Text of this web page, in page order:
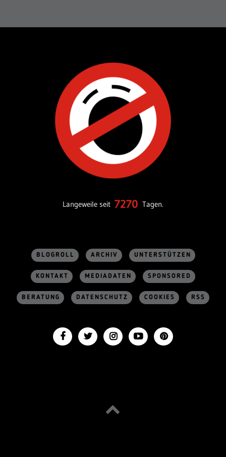
Langeweile seit 7270 Tagen.
BLOGROLL ARCHIV UNTERSTÜTZEN
KONTAKT MEDIADATEN SPONSORED
BERATUNG DATENSCHUTZ COOKIES RSS